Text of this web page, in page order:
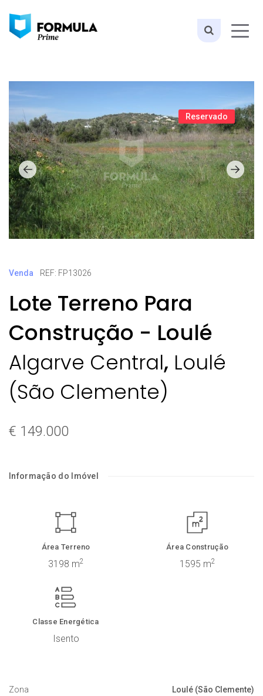
Reservado
Venda REF: FP13026
Lote Terreno Para
Construção - Loulé
Algarve Central, Loulé
(São Clemente)
€ 149.000
Informação do Imóvel
Área Terreno
3198 m2
Área Construção
1595 m2
Classe Energética
Isento
Zona Loulé (São Clemente)